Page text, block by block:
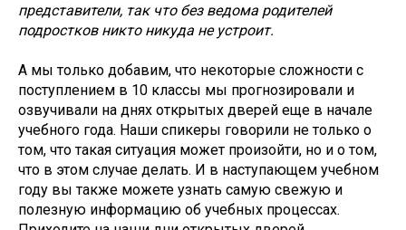
представители, так что без ведома родителей
подростков никто никуда не устроит.
А мы только добавим, что некоторые сложности с
поступлением в 10 классы мы прогнозировали и
озвучивали на днях открытых дверей еще в начале
учебного года. Наши спикеры говорили не только о
том, что такая ситуация может произойти, но и о том,
что в этом случае делать. И в наступающем учебном
году вы также можете узнать самую свежую и
полезную информацию об учебных процессах.